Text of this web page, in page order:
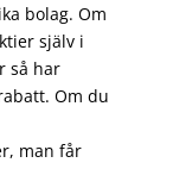
bolag. Om
själv i
så har
Om du
man får